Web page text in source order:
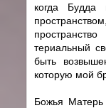
когда Будда
териальный
быть
которую мой
Божья Матерь